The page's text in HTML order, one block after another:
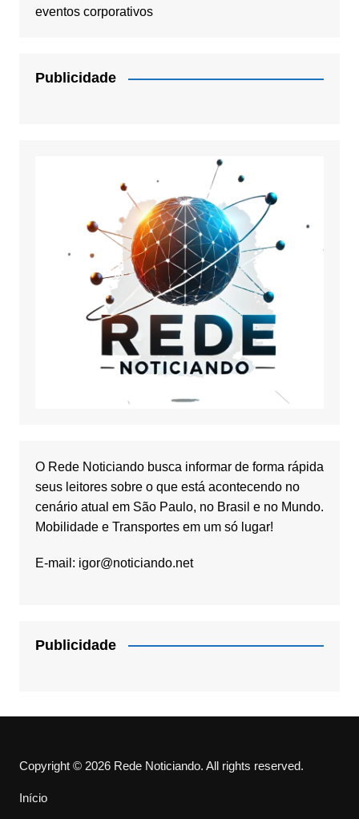
eventos corporativos
Publicidade
O Rede Noticiando busca informar de forma rápida
seus leitores sobre o que está acontecendo no
cenário atual em São Paulo, no Brasil e no Mundo.
Mobilidade e Transportes em um só lugar!
E-mail: igor@noticiando.net
Publicidade
Copyright © 2026 Rede Noticiando. All rights reserved.
Início